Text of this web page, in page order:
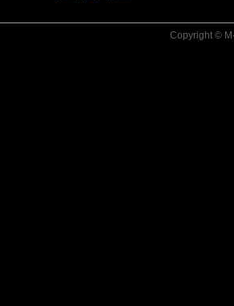
Copyright ©